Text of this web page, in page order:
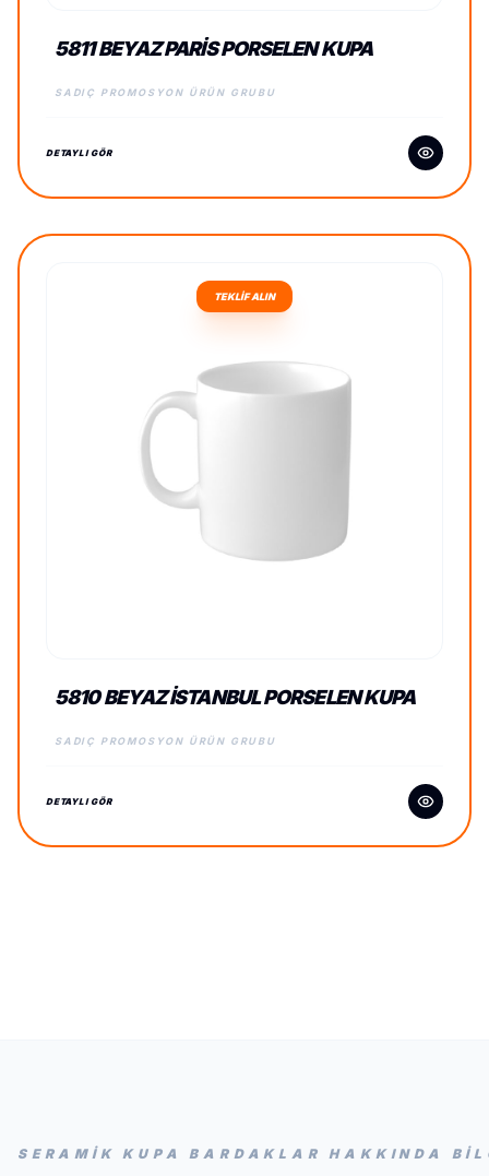
5811 BEYAZ PARIS PORSELEN KUPA
SADIÇ PROMOSYON ÜRÜN GRUBU
DETAYLI GÖR
TEKLİF ALIN
5810 BEYAZ İSTANBUL PORSELEN KUPA
SADIÇ PROMOSYON ÜRÜN GRUBU
DETAYLI GÖR
SERAMIK KUPA BARDAKLAR HAKKINDA